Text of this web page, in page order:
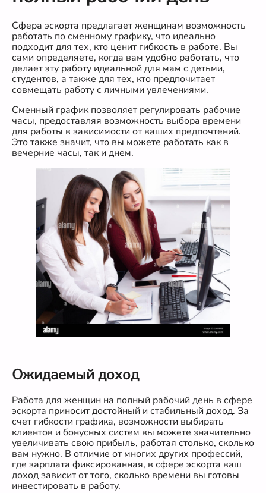
Сфера эскорта предлагает женщинам возможность
работать по сменному графику, что идеально
подходит для тех, кто ценит гибкость в работе. Вы
сами определяете, когда вам удобно работать, что
делает эту работу идеальной для мам с детьми,
студентов, а также для тех, кто предпочитает
совмещать работу с личными увлечениями.
Сменный график позволяет регулировать рабочие
часы, предоставляя возможность выбора времени
для работы в зависимости от ваших предпочтений.
Это также значит, что вы можете работать как в
вечерние часы, так и днем.
Ожидаемый доход
Работа для женщин на полный рабочий день в сфере
эскорта приносит достойный и стабильный доход. За
счет гибкости графика, возможности выбирать
клиентов и бонусных систем вы можете значительно
увеличивать свою прибыль, работая столько, сколько
вам нужно. В отличие от многих других профессий,
где зарплата фиксированная, в сфере эскорта ваш
доход зависит от того, сколько времени вы готовы
инвестировать в работу.